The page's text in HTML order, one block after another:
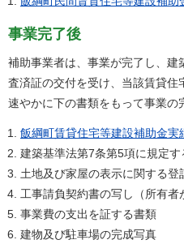
事業完了後
補助事業者は、事業が完了し、
査済証の交付を受け、当該賃貸住
速やかに下の書類をもって事業の
飯綱町賃貸住宅等建設補助金実
建築基準法第7条第5項に規定す
土地及び家屋の表示に関する登
工事請負契約書の写し（所有者
事業費の支出を証する書類
建物及び駐車場の完成写真